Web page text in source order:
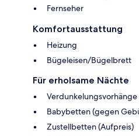
Fernseher
Komfortausstattung
Heizung
Bügeleisen/Bügelbrett
Für erholsame Nächte
Verdunkelungsvorhänge
Babybetten (gegen
Zustellbetten (Aufpreis)